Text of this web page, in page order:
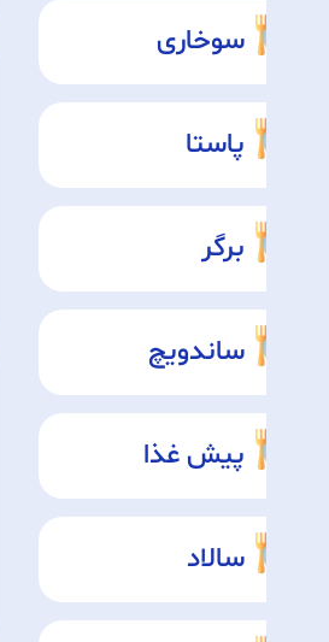
سوخاری
‌پاستا
برگر
ساندویچ
پیش غذا
سالاد